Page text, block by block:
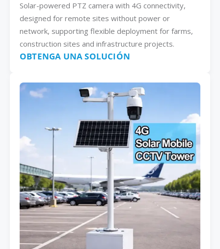
Solar-powered PTZ camera with 4G connectivity,
designed for remote sites without power or
network, supporting flexible deployment for farms,
construction sites and infrastructure projects.
OBTENGA UNA SOLUCIÓN